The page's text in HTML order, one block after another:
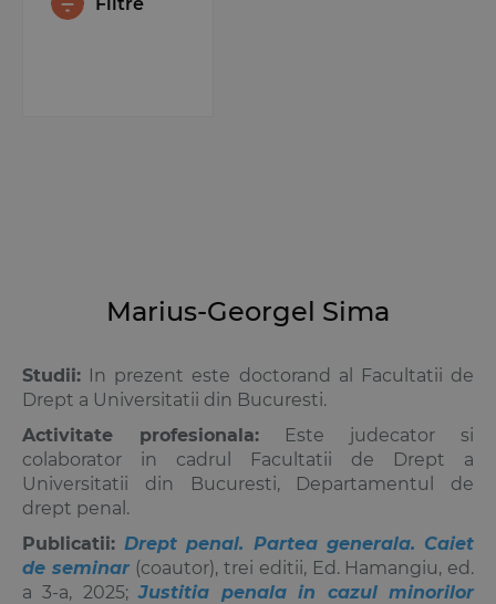
Marius-Georgel Sima
Studii: In prezent este doctorand al Facultatii de
Drept a Universitatii din Bucuresti.
Activitate profesionala: Este judecator si
colaborator in cadrul Facultatii de Drept a
Universitatii din Bucuresti, Departamentul de
drept penal.
Publicatii:Drept penal. Partea generala. Caiet
de seminar (coautor), trei editii, Ed. Hamangiu, ed.
a 3-a, 2025;Justitia penala in cazul minorilor